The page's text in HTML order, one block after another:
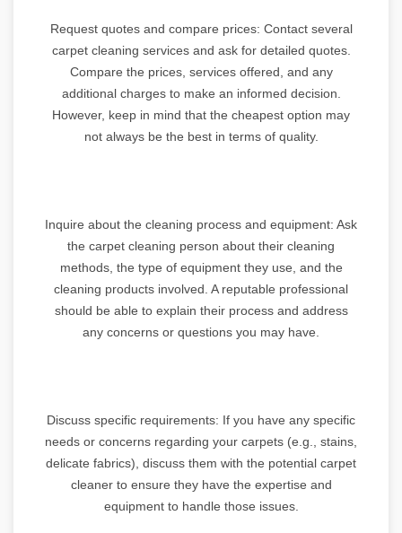
Request quotes and compare prices: Contact several
carpet cleaning services and ask for detailed quotes.
Compare the prices, services offered, and any
additional charges to make an informed decision.
However, keep in mind that the cheapest option may
not always be the best in terms of quality.
Inquire about the cleaning process and equipment: Ask
the carpet cleaning person about their cleaning
methods, the type of equipment they use, and the
cleaning products involved. A reputable professional
should be able to explain their process and address
any concerns or questions you may have.
Discuss specific requirements: If you have any specific
needs or concerns regarding your carpets (e.g., stains,
delicate fabrics), discuss them with the potential carpet
cleaner to ensure they have the expertise and
equipment to handle those issues.